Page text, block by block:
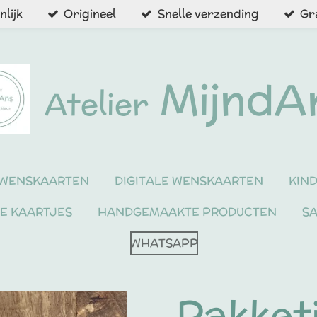
Origineel Snelle verzending
Atelier
DIGITALE WENSKAARTEN
KAARTJES HANDGEMAAKTE PRODUCTEN
WHATSAPP